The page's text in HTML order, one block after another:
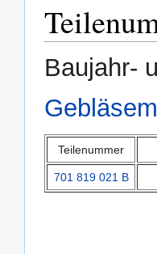
Baujahr-
Teilenummer
701 819 021 B